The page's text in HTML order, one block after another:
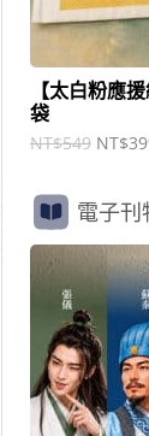
【太白粉應
袋
NT$549 NT$
電子刊
原
始
價
格
：
N
T
$
1